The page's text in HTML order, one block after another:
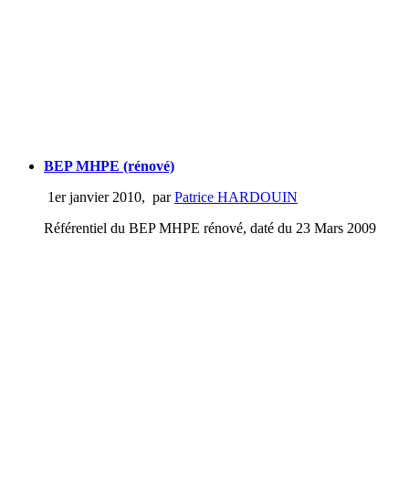
BEP MHPE (rénové)
1er janvier 2010, parPatrice HARDOUIN
Référentiel du BEP MHPE rénové, daté du 23 Mars 2009